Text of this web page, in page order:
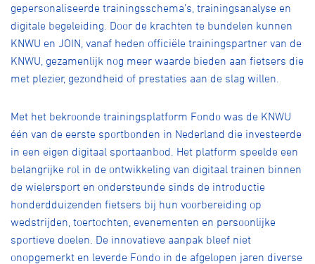
gepersonaliseerde trainingsschema’s, trainingsanalyse en
digitale begeleiding. Door de krachten te bundelen kunnen
KNWU en JOIN, vanaf heden officiële trainingspartner van de
KNWU, gezamenlijk nog meer waarde bieden aan fietsers die
met plezier, gezondheid of prestaties aan de slag willen.
Met het bekroonde trainingsplatform Fondo was de KNWU
één van de eerste sportbonden in Nederland die investeerde
in een eigen digitaal sportaanbod. Het platform speelde een
belangrijke rol in de ontwikkeling van digitaal trainen binnen
de wielersport en ondersteunde sinds de introductie
honderdduizenden fietsers bij hun voorbereiding op
wedstrijden, toertochten, evenementen en persoonlijke
sportieve doelen. De innovatieve aanpak bleef niet
onopgemerkt en leverde Fondo in de afgelopen jaren diverse